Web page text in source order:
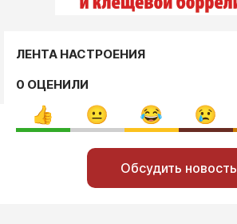
ЛЕНТА НАСТРОЕНИЯ
0 ОЦЕНИЛИ
Обсудить новость